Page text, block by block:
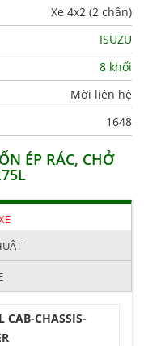
Xe 4x2 (2 chân)
ISUZU
8 khối
Mời liên hệ
1648
ÉP RÁC, CHỞ
CAB-CHASSIS-